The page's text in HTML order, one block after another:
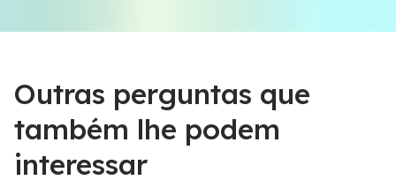
Outras perguntas que
também lhe podem
interessar